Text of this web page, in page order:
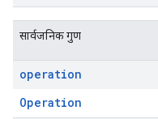
सार्वजनिक गुण
operation
Operation